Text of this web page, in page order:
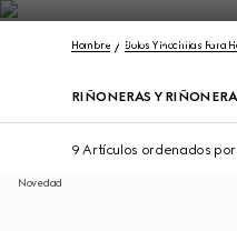
Póngase en
Hombre Bolos Y Mochilas Para
RIÑONERAS Y
9 Artículos ordenados por
Novedad